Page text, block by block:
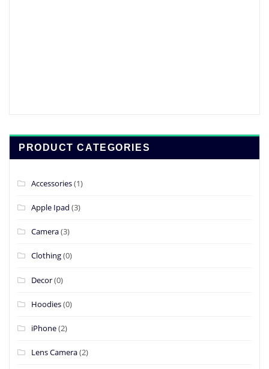
PRODUCT CATEGORIES
Accessories(1)
Apple Ipad (3)
Camera(3)
Clothing(0)
Decor(0)
Hoodies(0)
iPhone(2)
Lens Camera(2)